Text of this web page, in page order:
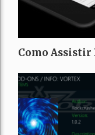
Como Assistir